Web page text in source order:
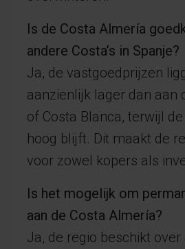
Is de Costa Almería
andere Costa’s in Spanje?
Ja, de vastgoedprijzen
aanzienlijk lager dan aan
of Costa Blanca, terwijl
hoog blijft. Dit maakt de
voor zowel kopers als
Is het mogelijk om
aan de Costa Almería?
Ja, de regio beschikt over